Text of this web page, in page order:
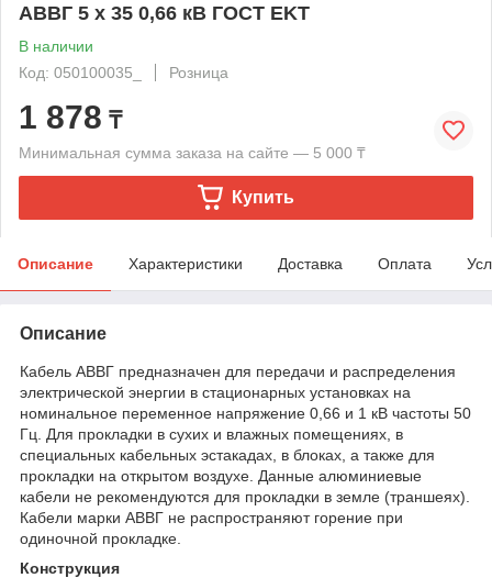
АВВГ 5 х 35 0,66 кВ ГОСТ EKT
В наличии
Код: 050100035_
Розница
1 878 ₸
Минимальная сумма заказа на сайте — 5 000 ₸
Купить
Описание Характеристики Доставка Оплата
Описание
Кабель АВВГ предназначен для передачи и распределения
электрической энергии в стационарных установках на
номинальное переменное напряжение 0,66 и 1 кВ частоты 50
Гц. Для прокладки в сухих и влажных помещениях, в
специальных кабельных эстакадах, в блоках, а также для
прокладки на открытом воздухе. Данные алюминиевые
кабели не рекомендуются для прокладки в земле (траншеях).
Кабели марки АВВГ не распространяют горение при
одиночной прокладке.
Конструкция